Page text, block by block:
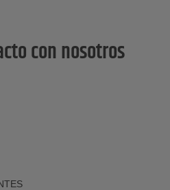
con nosotros